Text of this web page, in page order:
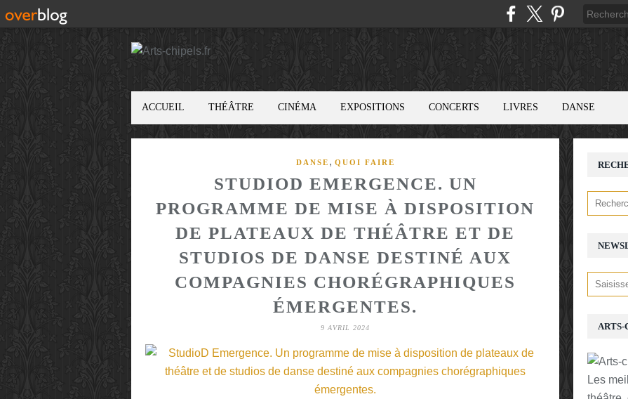
ACCUEIL THÉÂTRE CINÉMA EXPOSITIONS CONCERTS LIVRES DANSE
DANSE , QUOI FAIRE
STUDIOD EMERGENCE. UN
PROGRAMME DE MISE À DISPOSITION
DE PLATEAUX DE THÉÂTRE ET DE
STUDIOS DE DANSE DESTINÉ AUX
COMPAGNIES CHORÉGRAPHIQUES
ÉMERGENTES.
9 AVRIL 2024 ARTS-
Les